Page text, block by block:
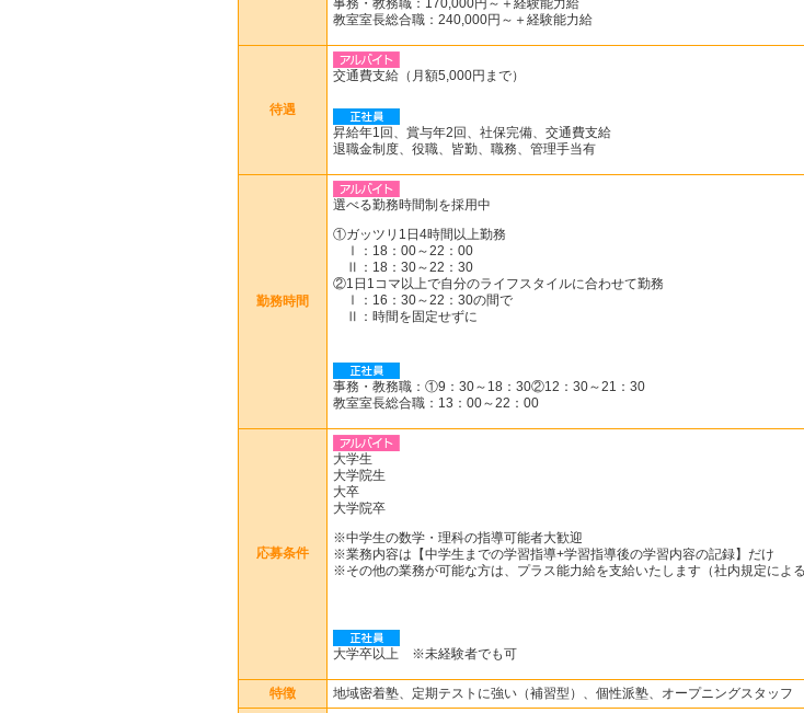
事務・教務職：170,000円～＋経験能力給
教室室長総合職：240,000円～＋経験能力給
待遇
交通費支給（月額5,000円まで）
昇給年1回、賞与年2回、社保完備、交通費支給
退職金制度、役職、皆勤、職務、管理手当有
勤務時間
選べる勤務時間制を採用中
①ガッツリ1日4時間以上勤務
Ⅰ：18：00～22：00
Ⅱ：18：30～22：30
②1日1コマ以上で自分のライフスタイルに合わせて勤務
Ⅰ：16：30～22：30の間で
Ⅱ：時間を固定せずに
事務・教務職：①9：30～18：30②12：30～21：30
教室室長総合職：13：00～22：00
応募条件
大学生
大学院生
大卒
大学院卒
※中学生の数学・理科の指導可能者大歓迎
※業務内容は【中学生までの学習指導+学習指導後の学習内容の記録】だけ
※その他の業務が可能な方は、プラス能力給を支給いたします（社内規定による
大学卒以上 ※未経験者でも可
特徴 地域密着塾、定期テストに強い（補習型）、個性派塾、オープニングスタッフ